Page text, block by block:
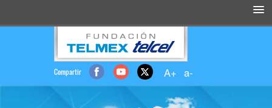
Compartir